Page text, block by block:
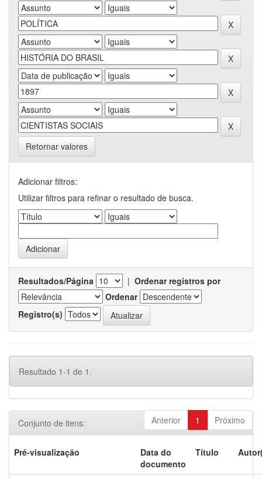
Retornar valores
Adicionar filtros:
Utilizar filtros para refinar o resultado de busca.
Resultados/Página | Ordenar registros por
Ordenar
Registro(s)
Resultado 1-1 de 1.
Anterior 1 Próximo
Conjunto de itens:
Pré-visualização
Data do
documento
Título